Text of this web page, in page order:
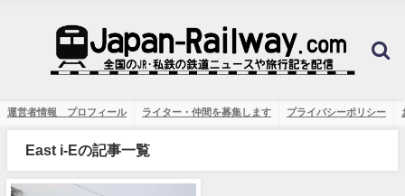
運営者情報 プロフィール ライター・仲間を募集します プライバシーポリシー
East i-Eの記事一覧